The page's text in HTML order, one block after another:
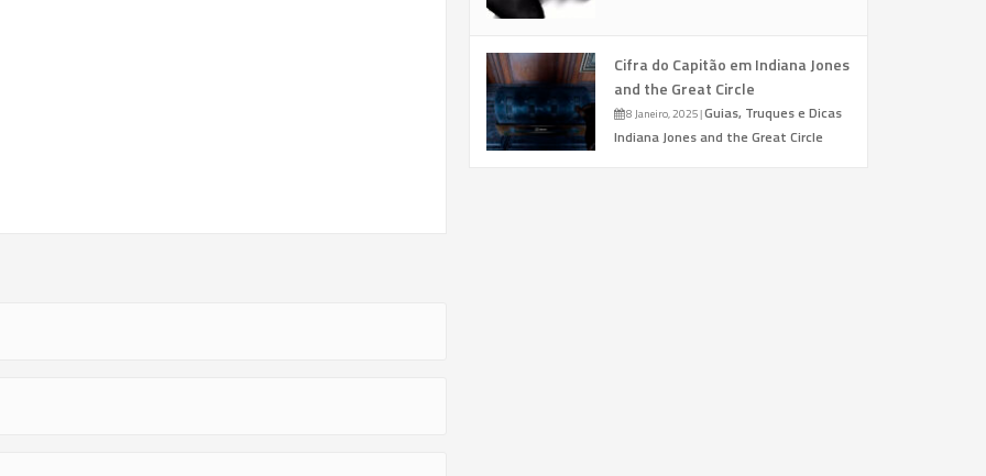
Cifra do Capitão em Indiana Jones
and the Great Circle
8 Janeiro, 2025|Guias, Truques e Dicas
Indiana Jones and the Great Circle